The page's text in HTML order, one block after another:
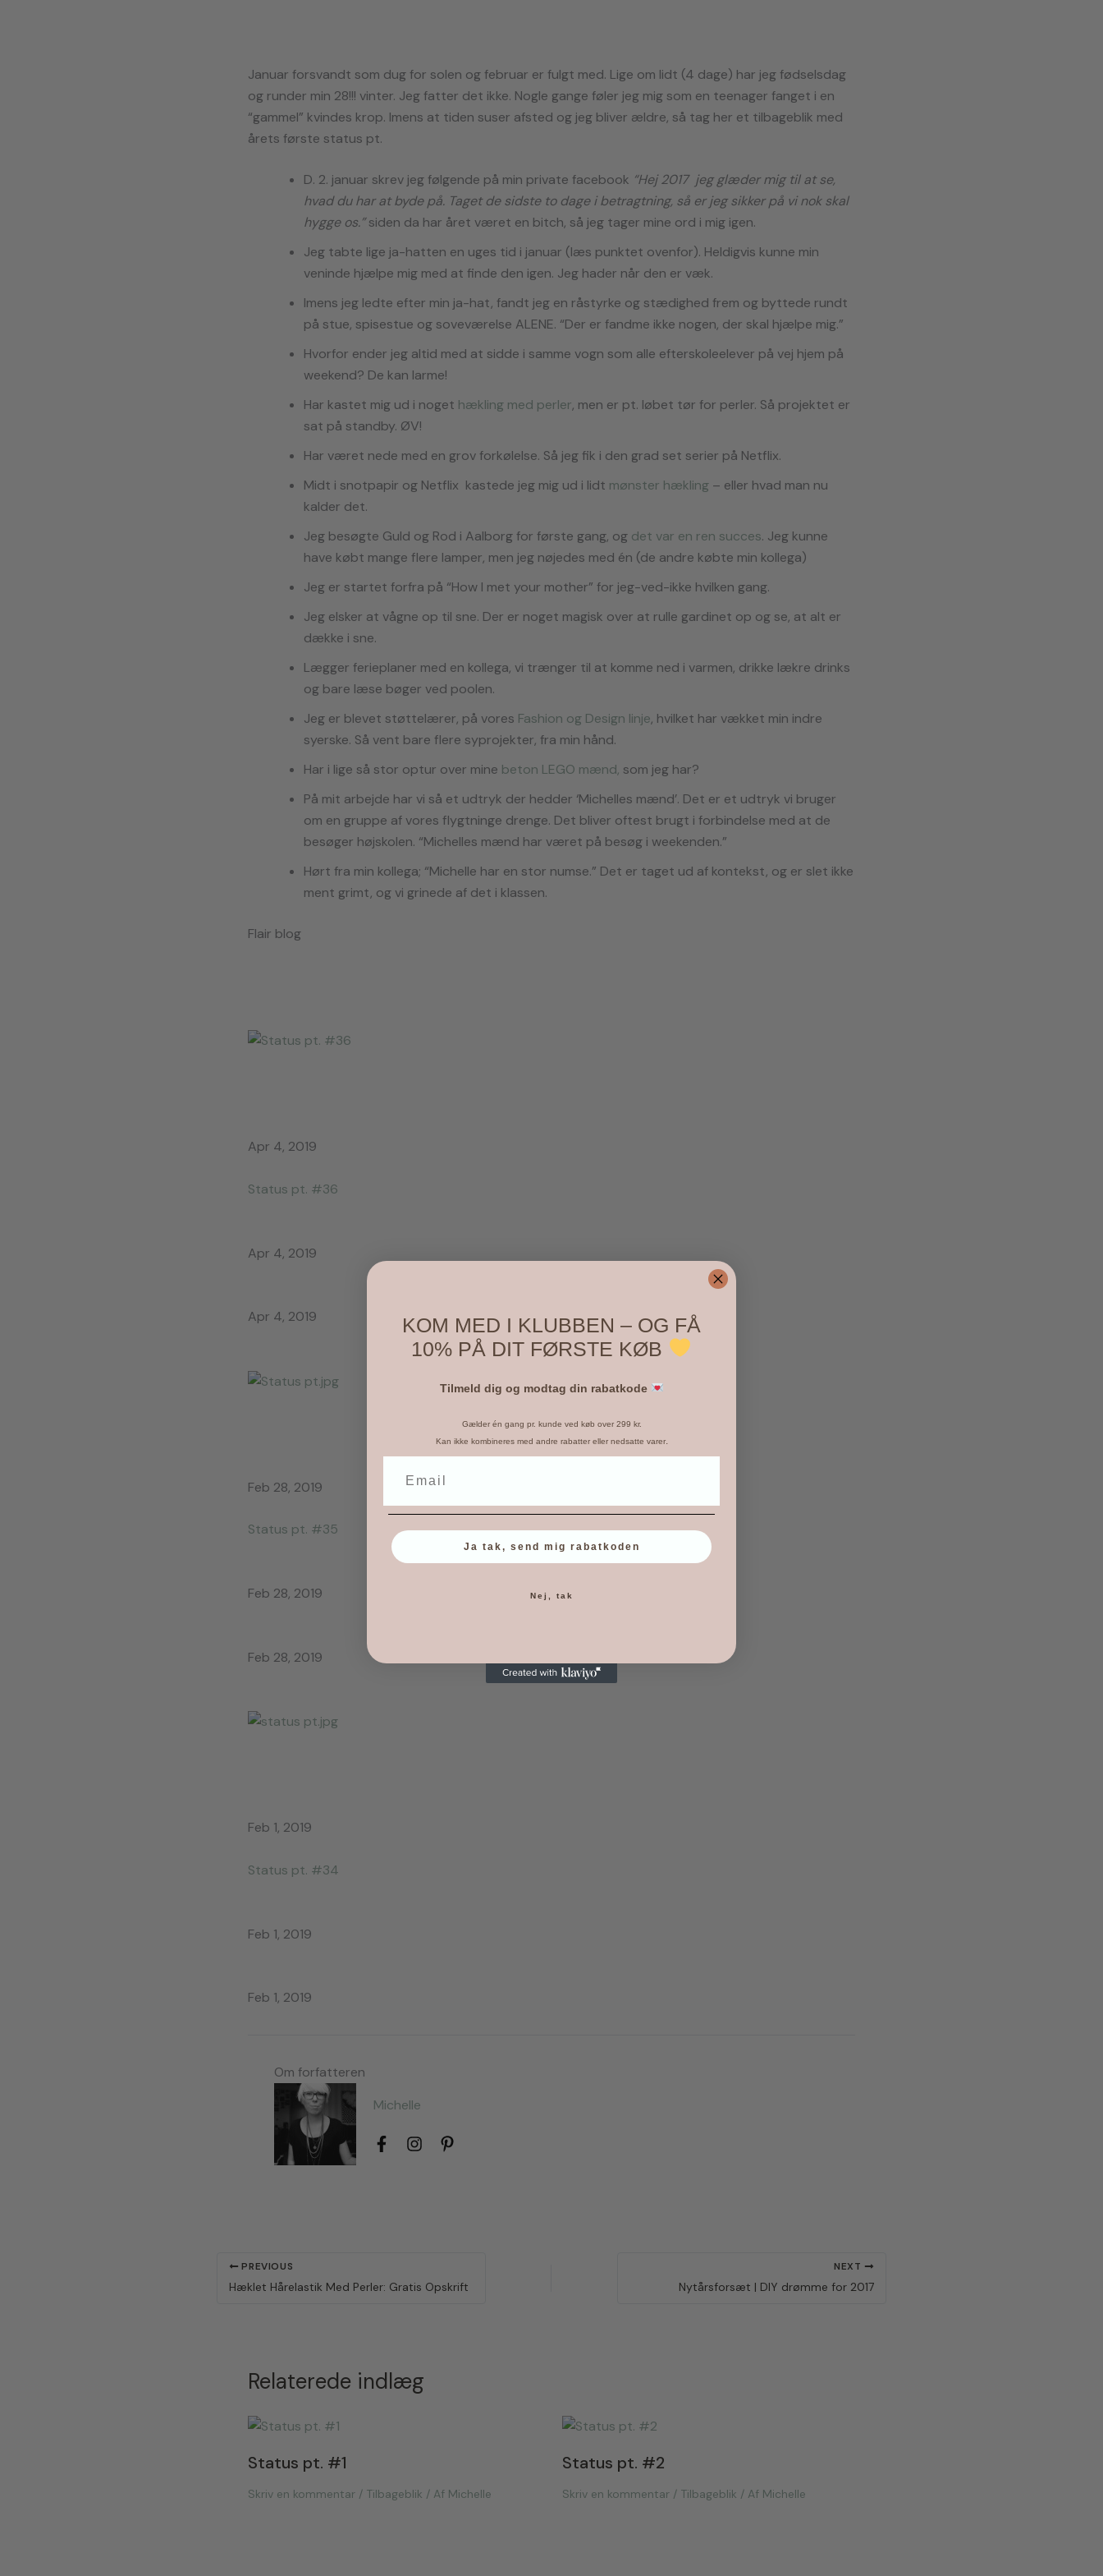
Januar forsvandt som dug for solen og februar er fulgt med. Lige om lidt (4 dage) har jeg fødselsdag
og runder min 28!!! vinter. Jeg fatter det ikke. Nogle gange føler jeg mig som en teenager fanget i en
“gammel” kvindes krop. Imens at tiden suser afsted og jeg bliver ældre, så tag her et tilbageblik med
årets første status pt.
D. 2. januar skrev jeg følgende på min private facebook “Hej 2017 jeg glæder mig til at se,
hvad du har at byde på. Taget de sidste to dage i betragtning, så er jeg sikker på vi nok skal
hygge os.”siden da har året været en bitch, så jeg tager mine ord i mig igen.
Jeg tabte lige ja-hatten en uges tid i januar (læs punktet ovenfor). Heldigvis kunne min
veninde hjælpe mig med at finde den igen. Jeg hader når den er væk.
Imens jeg ledte efter min ja-hat, fandt jeg en råstyrke og stædighed frem og byttede rundt
på stue, spisestue og soveværelse ALENE. “Der er fandme ikke nogen, der skal hjælpe mig.”
Hvorfor ender jeg altid med at sidde i samme vogn som alle efterskoleelever på vej hjem på
weekend? De kan larme!
Har kastet mig ud i noget hækling med perler, men er pt. løbet tør for perler. Så projektet er
sat på standby. ØV!
Har været nede med en grov forkølelse. Så jeg fik i den grad set serier på Netflix.
Midt i snotpapir og Netflix kastede jeg mig ud i lidt mønster hækling – eller hvad man nu
kalder det.
Jeg besøgte Guld og Rod i Aalborg for første gang, og det var en ren succes. Jeg kunne
have købt mange flere lamper, men jeg nøjedes med én (de andre købte min kollega)
Jeg er startet forfra på “How I met your mother” for jeg-ved-ikke hvilken gang.
Jeg elsker at vågne op til sne. Der er noget magisk over at rulle gardinet op og se, at alt er
dække i sne.
Lægger ferieplaner med en kollega, vi trænger til at komme ned i varmen, drikke lækre drinks
og bare læse bøger ved poolen.
Jeg er blevet støttelærer, på vores Fashion og Design linje, hvilket har vækket min indre
syerske. Så vent bare flere syprojekter, fra min hånd.
Har i lige så stor optur over mine beton LEGO mænd, som jeg har?
På mit arbejde har vi så et udtryk der hedder ‘Michelles mænd’. Det er et udtryk vi bruger
om en gruppe af vores flygtninge drenge. Det bliver oftest brugt i forbindelse med at de
besøger højskolen. “Michelles mænd har været på besøg i weekenden.”
Hørt fra min kollega; “Michelle har en stor numse.” Det er taget ud af kontekst, og er slet ikke
ment grimt, og vi grinede af det i klassen.
Flair blog
Apr 4, 2019
Status pt. #36
Apr 4, 2019
Apr 4, 2019
Feb 28, 2019
Status pt. #35
Feb 28, 2019
Feb 28, 2019
Feb 1, 2019
Status pt. #34
Feb 1, 2019
Feb 1, 2019
Om forfatteren
Michelle
PREVIOUS
Hæklet Hårelastik Med Perler: Gratis Opskrift
NEXT
Nytårsforsæt | DIY drømme for 2017
Relaterede indlæg
Status pt. #1
Skriv en kommentar / Tilbageblik / Af Michelle
Status pt. #2
Skriv en kommentar / Tilbageblik / Af Michelle
KOM MED I KLUBBEN – OG FÅ
10% PÅ DIT FØRSTE KØB
Tilmeld dig og modtag din rabatkode
Gælder én gang pr. kunde ved køb over 299 kr.
Kan ikke kombineres med andre rabatter eller nedsatte varer.
Ja tak, send mig rabatkoden
Nej, tak